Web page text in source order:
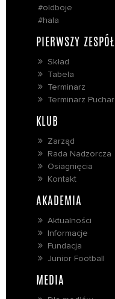
#oldboje
#hala
PIERWSZY ZESPÓŁ
Skład
Tabela
Terminarz
Terminarz Puchar
KLUB
Zarząd
Rada Nadzorcza
Osiagnięcia
Kontakt
AKADEMIA
Aktualności
Informacje
Fundacja
Junior Football
MEDIA